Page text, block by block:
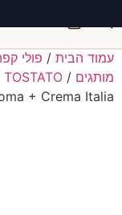
עמוד הבית / פולי
מותגים /
TOSTATO
+ Crema Italia